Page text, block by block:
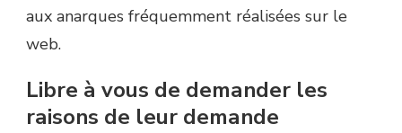
aux anarques fréquemment réalisées sur le
web.
Libre à vous de demander les
raisons de leur demande